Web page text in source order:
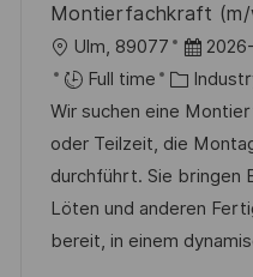
e
Montierfachkraft
L
o
c
a
t
i
o
Ulm, 89077
P
o
s
t
e
d
D
Full time
C
a
t
e
g
o
Wir suchen eine
oder Teilzeit, die
durchführt. Sie bringen
Löten und anderen
bereit, in einem